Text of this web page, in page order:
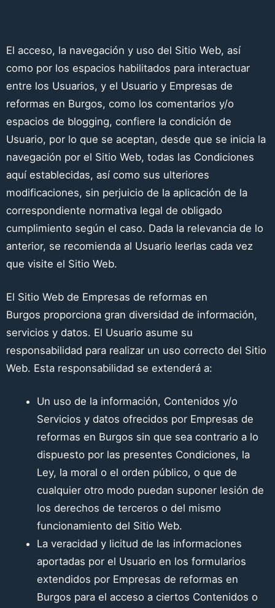
El acceso, la navegación y uso del Sitio Web, así
como por los espacios habilitados para interactuar
entre los Usuarios, y el Usuario y Empresas de
reformas en Burgos, como los comentarios y/o
espacios de blogging, confiere la condición de
Usuario, por lo que se aceptan, desde que se inicia la
navegación por el Sitio Web, todas las Condiciones
aquí establecidas, así como sus ulteriores
modificaciones, sin perjuicio de la aplicación de la
correspondiente normativa legal de obligado
cumplimiento según el caso. Dada la relevancia de lo
anterior, se recomienda al Usuario leerlas cada vez
que visite el Sitio Web.
El Sitio Web de Empresas de reformas en
Burgos proporciona gran diversidad de información,
servicios y datos. El Usuario asume su
responsabilidad para realizar un uso correcto del Sitio
Web. Esta responsabilidad se extenderá a:
Un uso de la información, Contenidos y/o
Servicios y datos ofrecidos por Empresas de
reformas en Burgos sin que sea contrario a lo
dispuesto por las presentes Condiciones, la
Ley, la moral o el orden público, o que de
cualquier otro modo puedan suponer lesión de
los derechos de terceros o del mismo
funcionamiento del Sitio Web.
La veracidad y licitud de las informaciones
aportadas por el Usuario en los formularios
extendidos por Empresas de reformas en
Burgos para el acceso a ciertos Contenidos o